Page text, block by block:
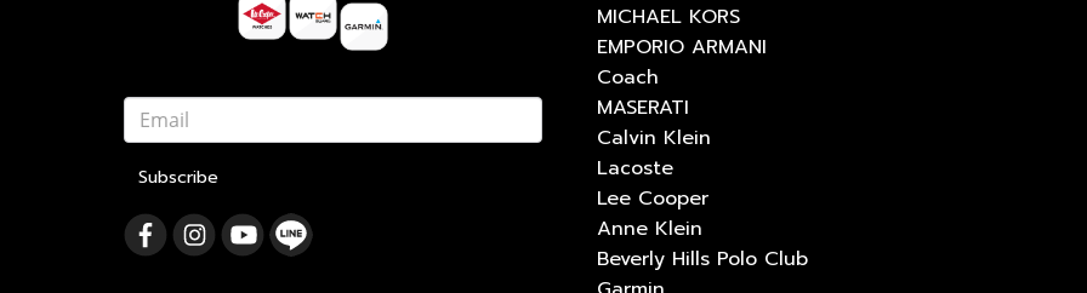
Subscribe
MICHAEL KORS
EMPORIO ARMANI
Coach
MASERATI
Calvin Klein
Lacoste
Lee Cooper
Anne Klein
Beverly Hills Polo Club